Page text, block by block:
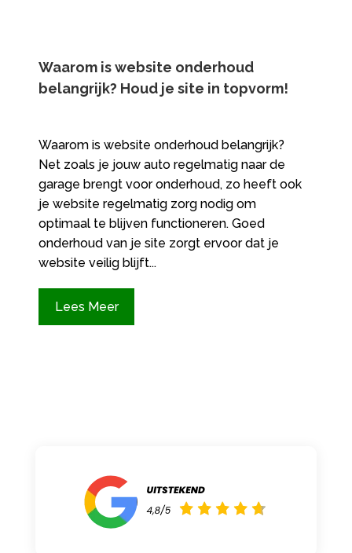
Waarom is website onderhoud
belangrijk? Houd je site in topvorm!
Waarom is website onderhoud belangrijk?
Net zoals je jouw auto regelmatig naar de
garage brengt voor onderhoud, zo heeft ook
je website regelmatig zorg nodig om
optimaal te blijven functioneren.​ Goed
onderhoud van je site zorgt ervoor dat je
website veilig blijft...
Lees Meer